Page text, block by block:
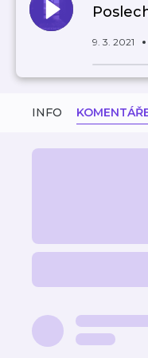
9. 3. 2021
INFO